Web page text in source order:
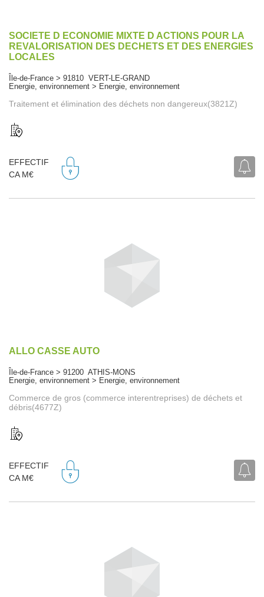
SOCIETE D ECONOMIE MIXTE D ACTIONS POUR LA
REVALORISATION DES DECHETS ET DES ENERGIES
LOCALES
Île-de-France > 91810 VERT-LE-GRAND
Energie, environnement > Energie, environnement
Traitement et élimination des déchets non dangereux(3821Z)
EFFECTIF
CA M€
ALLO CASSE AUTO
Île-de-France > 91200 ATHIS-MONS
Energie, environnement > Energie, environnement
Commerce de gros (commerce interentreprises) de déchets et
débris(4677Z)
EFFECTIF
CA M€